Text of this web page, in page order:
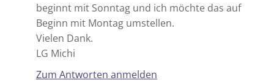
beginnt mit Sonntag und ich möchte das auf
Beginn mit Montag umstellen.
Vielen Dank.
LG Michi
Zum Antworten anmelden